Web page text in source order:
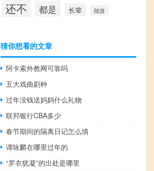
还不 都是 长辈 陆游
猜你想看的文章
阿卡索外教网可靠吗
五大戏曲剧种
过年没钱送妈妈什么礼物
联邦银行CBA多少
春节期间的隔离日记怎么填
谭咏麟在哪里过年的
“罗衣犹凝”的出处是哪里